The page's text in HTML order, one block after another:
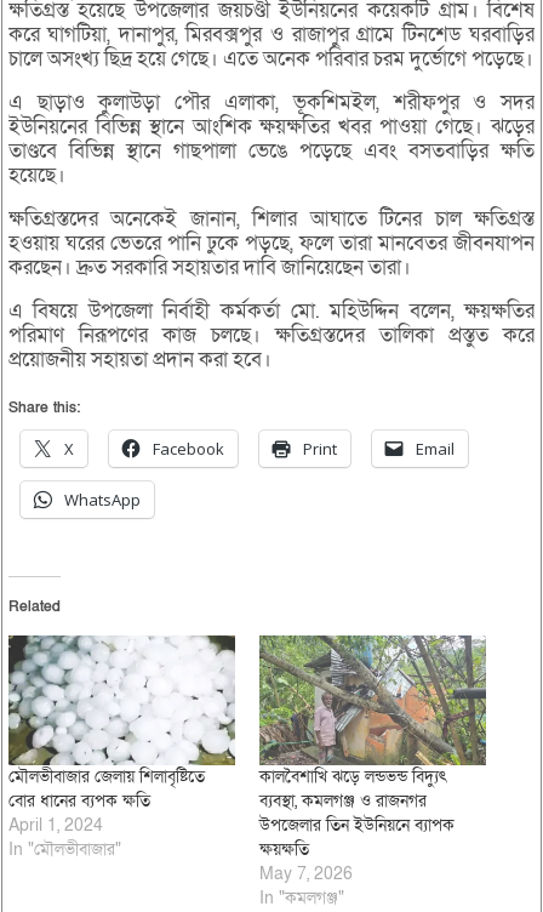
ক্ষতিগ্রস্ত হয়েছে উপজেলার জয়চণ্ডী ইউনিয়নের কয়েকটি গ্রাম। বিশেষ
করে ঘাগটিয়া, দানাপুর, মিরবক্সপুর ও রাজাপুর গ্রামে টিনশেড ঘরবাড়ির
চালে অসংখ্য ছিদ্র হয়ে গেছে। এতে অনেক পরিবার চরম দুর্ভোগে পড়েছে।
এ ছাড়াও কুলাউড়া পৌর এলাকা, ভূকশিমইল, শরীফপুর ও সদর
ইউনিয়নের বিভিন্ন স্থানে আংশিক ক্ষয়ক্ষতির খবর পাওয়া গেছে। ঝড়ের
তাণ্ডবে বিভিন্ন স্থানে গাছপালা ভেঙে পড়েছে এবং বসতবাড়ির ক্ষতি
হয়েছে।
ক্ষতিগ্রস্তদের অনেকেই জানান, শিলার আঘাতে টিনের চাল ক্ষতিগ্রস্ত
হওয়ায় ঘরের ভেতরে পানি ঢুকে পড়ছে, ফলে তারা মানবেতর জীবনযাপন
করছেন। দ্রুত সরকারি সহায়তার দাবি জানিয়েছেন তারা।
এ বিষয়ে উপজেলা নির্বাহী কর্মকর্তা মো. মহিউদ্দিন বলেন, ক্ষয়ক্ষতির
পরিমাণ নিরূপণের কাজ চলছে। ক্ষতিগ্রস্তদের তালিকা প্রস্তুত করে
প্রয়োজনীয় সহায়তা প্রদান করা হবে।
Share this:
X Facebook Print Email
WhatsApp
Related
মৌলভীবাজার জেলায় শিলাবৃষ্টিতে
বোর ধানের ব্যপক ক্ষতি
April 1, 2024
In "মৌলভীবাজার"
কালবৈশাখি ঝড়ে লন্ডভন্ড বিদ্যুৎ
ব্যবস্থা, কমলগঞ্জ ও রাজনগর
উপজেলার তিন ইউনিয়নে ব্যাপক
ক্ষয়ক্ষতি
May 7, 2026
In "কমলগঞ্জ"